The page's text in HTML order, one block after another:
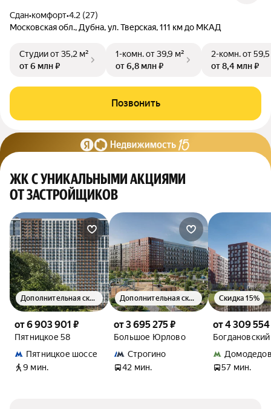
Сдан•комфорт•4.2 (27)
Московская обл., Дубна, ул. Тверская, 111 км до МКАД
Студииот 35,2 м²
от 6 млн ₽
1-комн.от 39,9 м²
от 6,8 млн ₽
2-комн.от
от 8,4 млн ₽
Позвонить
ЖК С УНИКАЛЬНЫМИ АКЦИЯМИ
ОТ ЗАСТРОЙЩИКОВ
от 6 903 901 ₽
Пятницкое 58
Пятницкое шоссе
9 мин.
Дополнительная скидка 1.5%
от 3 695 275 ₽
Большое Юрлово
Строгино
42 мин.
Дополнительная скидка 1.5%
от 4 309 554
57 мин.
Скидка 15%